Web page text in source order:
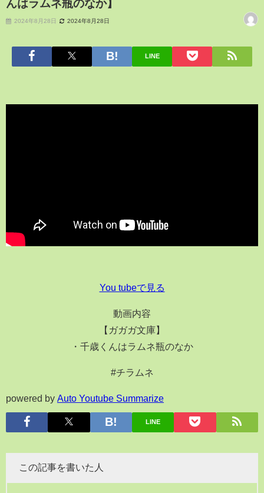
んはラムネ瓶のなか】
2024年8月28日 2024年8月28日
LINE
You tubeで見る
動画内容
【ガガガ文庫】
・千歳くんはラムネ瓶のなか
#チラムネ
powered by Auto Youtube Summarize
LINE
この記事を書いた人